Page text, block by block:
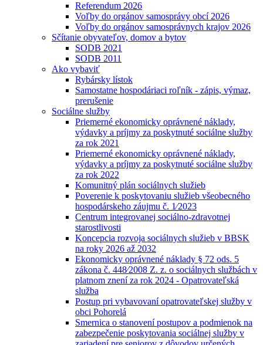
Referendum 2026
Voľby do orgánov samosprávy obcí 2026
Voľby do orgánov samosprávnych krajov 2026
Sčítanie obyvateľov, domov a bytov
SODB 2021
SODB 2011
Ako vybaviť
Rybársky lístok
Samostatne hospodáriaci roľník - zápis, výmaz,
prerušenie
Sociálne služby
Priemerné ekonomicky oprávnené náklady,
výdavky a príjmy za poskytnuté sociálne služby
za rok 2021
Priemerné ekonomicky oprávnené náklady,
výdavky a príjmy za poskytnuté sociálne služby
za rok 2022
Komunitný plán sociálnych služieb
Poverenie k poskytovaniu služieb všeobecného
hospodárskeho záujmu č. 1⁄2023
Centrum integrovanej sociálno-zdravotnej
starostlivosti
Koncepcia rozvoja sociálnych služieb v BBSK
na roky 2026 až 2032
Ekonomicky oprávnené náklady § 72 ods. 5
zákona č. 448⁄2008 Z. z. o sociálnych službách v
platnom znení za rok 2024 - Opatrovateľská
služba
Postup pri vybavovaní opatrovateľskej služby v
obci Pohorelá
Smernica o stanovení postupov a podmienok na
zabezpečenie poskytovania sociálnej služby v